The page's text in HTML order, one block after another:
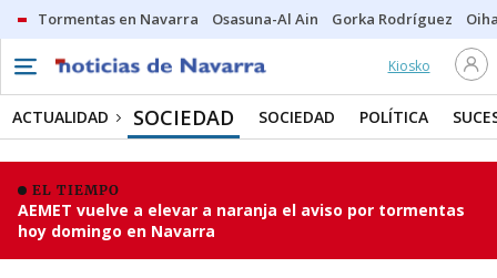
Tormentas en Navarra Osasuna-Al Ain Gorka Rodríguez
Kiosko
ACTUALIDAD SOCIEDAD SOCIEDAD POLÍTICA
EL TIEMPO
AEMET vuelve a elevar a naranja el aviso por tormentas
hoy domingo en Navarra